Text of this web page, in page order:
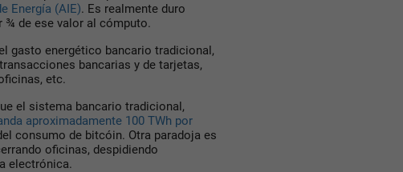
Energía (AIE). Es realmente duro
¾ de ese valor al cómputo.
gasto energético bancario tradicional,
bancarias y de tarjetas,
etc.
el sistema bancario tradicional,
aproximadamente 100 TWh por
consumo de bitcóin. Otra paradoja es
oficinas, despidiendo
electrónica.